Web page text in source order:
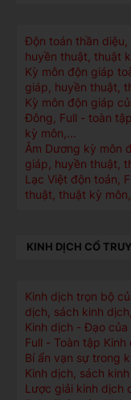
Độn toán thần diệu,
huyền thuật, thuật
Kỳ môn độn giáp
giáp, huyền thuật,
Kỳ môn độn giáp
Đông, Full - toàn
kỳ môn,...
Âm Dương kỳ môn
giáp, huyền thuật,
Lạc Việt độn toán,
thuật, thuật kỳ
KINH DỊCH CỔ
Kinh dịch trọn bộ
dịch, sách kinh
Kinh dịch - Đạo
Full - Toàn tập
Bí ẩn vạn sự trong
Kinh dịch, sách
Lược giải kinh dịch